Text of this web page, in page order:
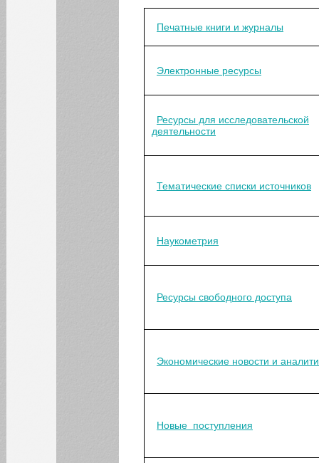
ИНСТИТУТЫПечатные книги и журналы
Электронные ресурсы
Ресурсы для исследовательской
деятельности
Тематические списки источников
Наукометрия
Ресурсы свободного доступа
Экономические новости и
Новые поступления